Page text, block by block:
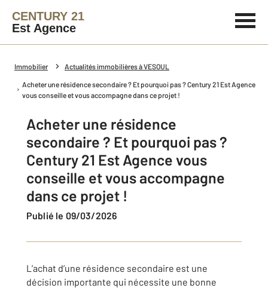
CENTURY 21
Est Agence
Immobilier Actualités immobilières à VESOUL
Acheter une résidence secondaire ? Et pourquoi pas ? Century 21 Est Agence
vous conseille et vous accompagne dans ce projet !
Acheter une résidence
secondaire ? Et pourquoi pas ?
Century 21 Est Agence vous
conseille et vous accompagne
dans ce projet !
Publié le 09/03/2026
L’achat d’une résidence secondaire est une
décision importante qui nécessite une bonne